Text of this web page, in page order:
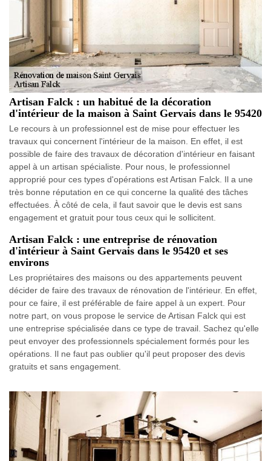
Artisan Falck : un habitué de la décoration
d'intérieur de la maison à Saint Gervais dans le 95420
Le recours à un professionnel est de mise pour effectuer les
travaux qui concernent l'intérieur de la maison. En effet, il est
possible de faire des travaux de décoration d'intérieur en faisant
appel à un artisan spécialiste. Pour nous, le professionnel
approprié pour ces types d'opérations est Artisan Falck. Il a une
très bonne réputation en ce qui concerne la qualité des tâches
effectuées. À côté de cela, il faut savoir que le devis est sans
engagement et gratuit pour tous ceux qui le sollicitent.
Artisan Falck : une entreprise de rénovation
d'intérieur à Saint Gervais dans le 95420 et ses
environs
Les propriétaires des maisons ou des appartements peuvent
décider de faire des travaux de rénovation de l'intérieur. En effet,
pour ce faire, il est préférable de faire appel à un expert. Pour
notre part, on vous propose le service de Artisan Falck qui est
une entreprise spécialisée dans ce type de travail. Sachez qu'elle
peut envoyer des professionnels spécialement formés pour les
opérations. Il ne faut pas oublier qu'il peut proposer des devis
gratuits et sans engagement.